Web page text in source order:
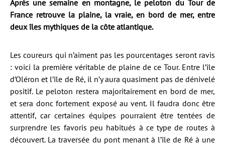
Après une semaine en montagne, le peloton du Tour de
France retrouve la plaine, la vraie, en bord de mer, entre
deux îles mythiques de la côte atlantique.
Les coureurs qui n’aiment pas les pourcentages seront ravis
: voici la première véritable de plaine de ce Tour. Entre l’île
d’Oléron et l’île de Ré, il n’y aura quasiment pas de dénivelé
positif. Le peloton restera majoritairement en bord de mer,
et sera donc fortement exposé au vent. Il faudra donc être
attentif, car certaines équipes pourraient être tentées de
surprendre les favoris peu habitués à ce type de routes à
découvert. La traversée du pont menant à l’île de Ré à une